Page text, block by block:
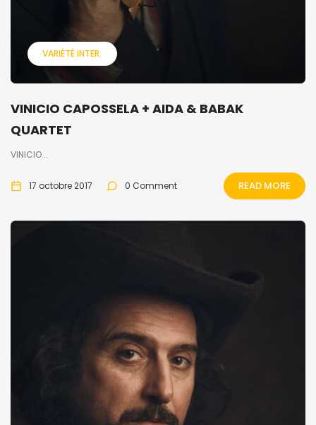
VARIÉTÉ INTER.
VINICIO CAPOSSELA + AIDA & BABAK
QUARTET
VINICIO...
17 octobre 2017 0 Comment READ MORE